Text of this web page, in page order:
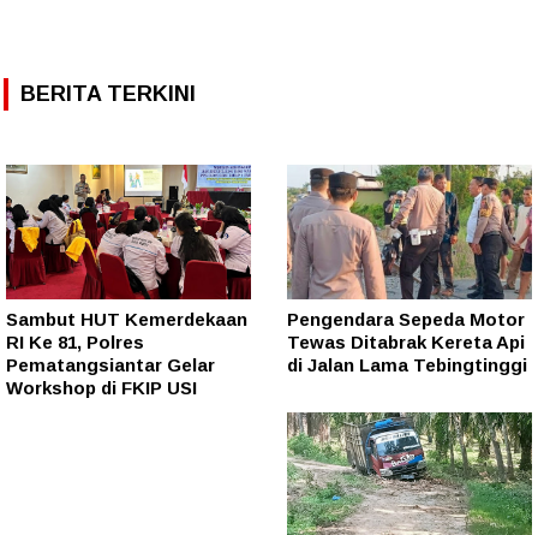
BERITA TERKINI
Sambut HUT Kemerdekaan
RI Ke 81, Polres
Pematangsiantar Gelar
Workshop di FKIP USI
Pengendara Sepeda Motor
Tewas Ditabrak Kereta Api
di Jalan Lama Tebingtinggi